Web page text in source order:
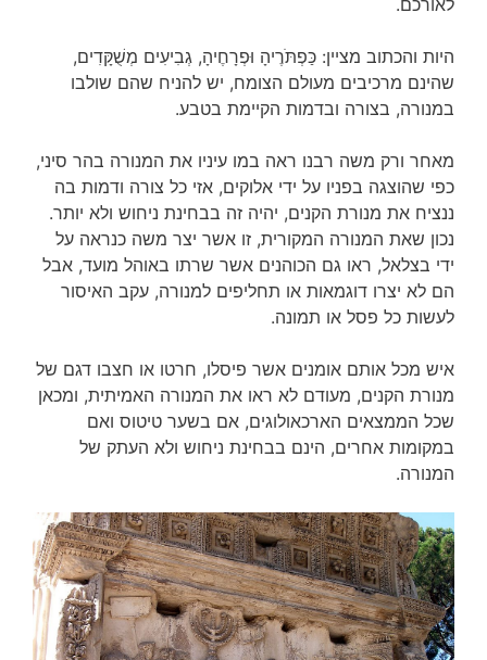
היות והכתוב מציין: כַּפְתֹּרֶיהָ וּפְרָחֶיהָ, גְבִיעִים מְשֻׁקָּדִים,
שהינם מרכיבים מעולם הצומח, יש להניח שהם שולבו
במנורה, בצורה ובדמות הקיימת בטבע.
מאחר ורק משה רבנו ראה במו עיניו את המנורה בהר סיני,
כפי שהוצגה בפניו על ידי אלוקים, אזי כל צורה ודמות בה
ננציח את מנורת הקנים, יהיה זה בבחינת ניחוש ולא יותר.
נכון שאת המנורה המקורית, זו אשר יצר משה כנראה על
ידי בצלאל, ראו גם הכוהנים אשר שרתו באוהל מועד, אבל
הם לא יצרו דוגמאות או תחליפים למנורה, עקב האיסור
לעשות כל פסל או תמונה.
איש מכל אותם אומנים אשר פיסלו, חרטו או חצבו דגם של
מנורת הקנים, מעודם לא ראו את המנורה האמיתית, ומכאן
שכל הממצאים הארכאולוגים, אם בשער טיטוס ואם
במקומות אחרים, הינם בבחינת ניחוש ולא העתק של
המנורה.